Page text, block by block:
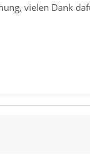
vielen Dank